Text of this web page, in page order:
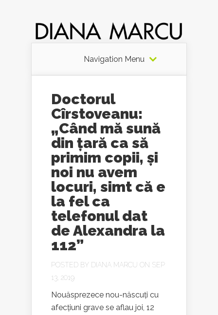
Navigation Menu
Doctorul
Cîrstoveanu:
„Când mă sună
din țară ca să
primim copii, și
noi nu avem
locuri, simt că e
la fel ca
telefonul dat
de Alexandra la
112”
POSTED BY DIANA MARCU ON SEP
13, 2019
Nouăsprezece nou-născuți cu
afecțiuni grave se aflau joi, 12